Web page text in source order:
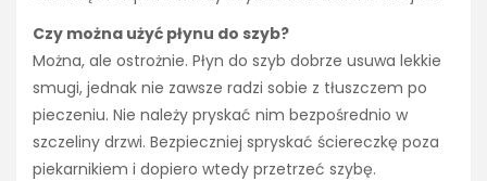
Czy można użyć płynu do szyb?
Można, ale ostrożnie. Płyn do szyb dobrze usuwa lekkie
smugi, jednak nie zawsze radzi sobie z tłuszczem po
pieczeniu. Nie należy pryskać nim bezpośrednio w
szczeliny drzwi. Bezpieczniej spryskać ściereczkę poza
piekarnikiem i dopiero wtedy przetrzeć szybę.